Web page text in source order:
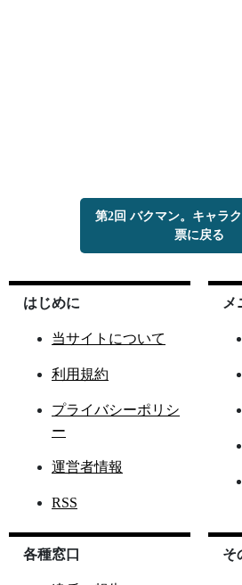
第2回 バクマン。キャラ
票に戻る
はじめに
当サイトについて
利用規約
プライバシーポリシ
ー
運営者情報
RSS
メ
各種窓口 そ